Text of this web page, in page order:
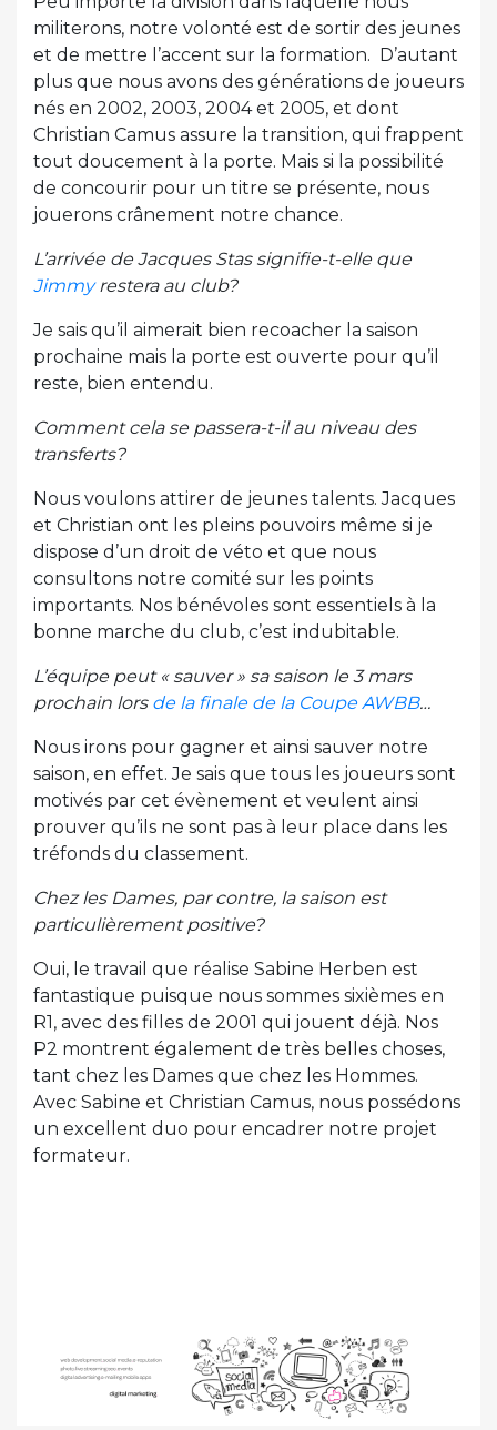
militerons, notre volonté est de sortir des jeunes
et de mettre l’accent sur la formation. D’autant
plus que nous avons des générations de joueurs
nés en 2002, 2003, 2004 et 2005, et dont
Christian Camus assure la transition, qui frappent
tout doucement à la porte. Mais si la possibilité
de concourir pour un titre se présente, nous
jouerons crânement notre chance.
L’arrivée de Jacques Stas signifie-t-elle que
Jimmyrestera au club?
Je sais qu’il aimerait bien recoacher la saison
prochaine mais la porte est ouverte pour qu’il
reste, bien entendu.
Comment cela se passera-t-il au niveau des
transferts?
Nous voulons attirer de jeunes talents. Jacques
et Christian ont les pleins pouvoirs même si je
dispose d’un droit de véto et que nous
consultons notre comité sur les points
importants. Nos bénévoles sont essentiels à la
bonne marche du club, c’est indubitable.
L’équipe peut « sauver » sa saison le 3 mars
prochain lors de la finale de la Coupe AWBB…
Nous irons pour gagner et ainsi sauver notre
saison, en effet. Je sais que tous les joueurs sont
motivés par cet évènement et veulent ainsi
prouver qu’ils ne sont pas à leur place dans les
tréfonds du classement.
Chez les Dames, par contre, la saison est
particulièrement positive?
Oui, le travail que réalise Sabine Herben est
fantastique puisque nous sommes sixièmes en
R1, avec des filles de 2001 qui jouent déjà. Nos
P2 montrent également de très belles choses,
tant chez les Dames que chez les Hommes.
Avec Sabine et Christian Camus, nous possédons
un excellent duo pour encadrer notre projet
formateur.